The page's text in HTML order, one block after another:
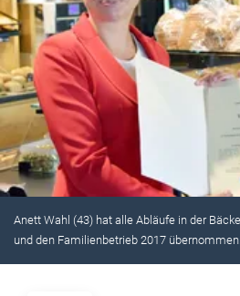
Anett Wahl (43) hat alle Abläufe in der
und den Familienbetrieb 2017